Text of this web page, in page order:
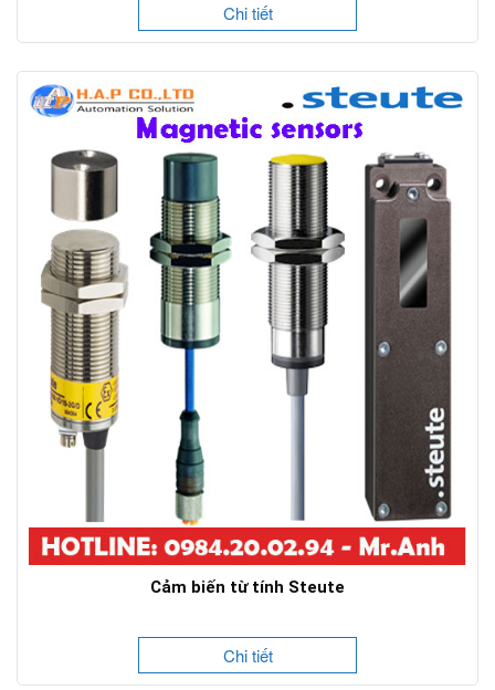
Chi tiết
Cảm biến từ tính Steute
Chi tiết